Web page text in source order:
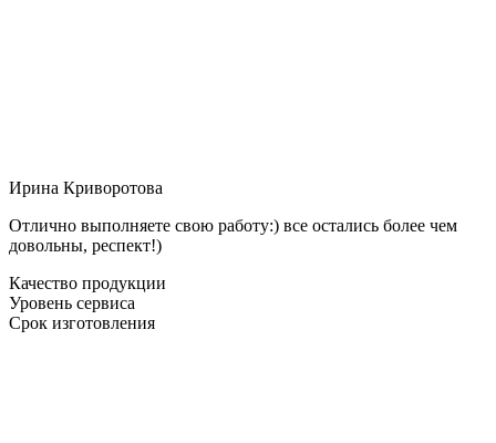
Ирина Криворотова
Отлично выполняете свою работу:) все остались более чем
довольны, респект!)
Качество продукции
Уровень сервиса
Срок изготовления